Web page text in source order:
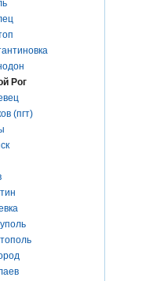
Рог
(пгт)